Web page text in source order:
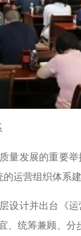
发展的重要举
运营组织体系建
设计并出台《运
、统筹兼顾、分